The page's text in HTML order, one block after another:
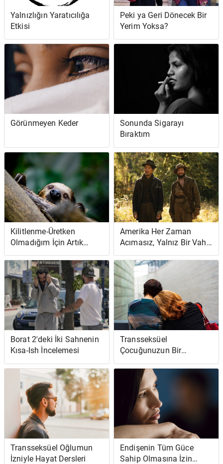
Yalnızlığın Yaratıcılığa
Etkisi
Peki ya Geri Dönecek Bir
Yerim Yoksa?
Görünmeyen Keder
Sonunda Sigarayı
Bıraktım
Kilitlenme-Üretken
Olmadığım İçin Artık
Kendimi Suçlu
Hissetmiyorum
Amerika Her Zaman
Acımasız, Yalnız Bir Vahşi
Yaşam Olmuştur
Borat 2'deki İki Sahnenin
Kısa-Ish İncelemesi
Transseksüel
Çocuğunuzun Bir
Terapiste İhtiyacı Var - Ve
Sizin de
Transseksüel Oğlumun
İzniyle Hayat Dersleri
Endişenin Tüm Güce
Sahip Olmasına İzin